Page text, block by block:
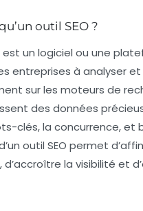
outil SEO ?
est un logiciel ou une
entreprises à analyser
sur les moteurs de
des données
clés, la concurrence, et
outil SEO permet
la visibilité et